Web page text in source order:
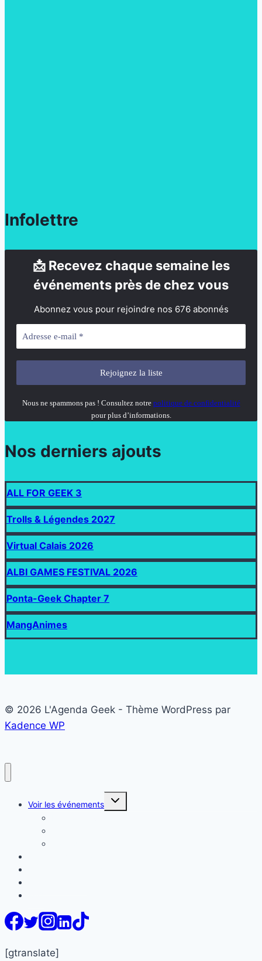
Infolettre
📩 Recevez chaque semaine les
événements près de chez vous
Abonnez vous pour rejoindre nos 676 abonnés
Nous ne spammons pas ! Consultez notre politique de confidentialité
pour plus d’informations.
Nos derniers ajouts
ALL FOR GEEK 3
Trolls & Légendes 2027
Virtual Calais 2026
ALBI GAMES FESTIVAL 2026
Ponta-Geek Chapter 7
MangAnimes
© 2026 L'Agenda Geek - Thème WordPress par
Kadence WP
Voir les événements
Ouvrir/fermer
[gtranslate]